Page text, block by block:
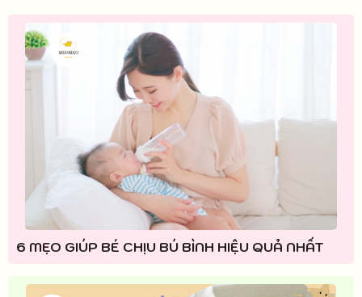
6 MẸO GIÚP BÉ CHỊU BÚ BÌNH HIỆU QUẢ NHẤT